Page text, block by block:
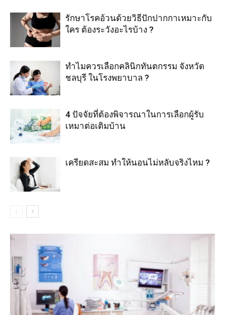
รักษาโรคอ้วนด้วยวิธีปักปากกาเหมาะกับ
ใคร ต้องระวังอะไรบ้าง ?
ทำไมควรเลือกคลินิกทันตกรรม จังหวัด
ชลบุรี ในโรงพยาบาล ?
4 ปัจจัยที่ต้องพิจารณาในการเลือกผู้รับ
เหมาต่อเติมบ้าน
เครียดสะสม ทำให้นอนไม่หลับจริงไหม ?